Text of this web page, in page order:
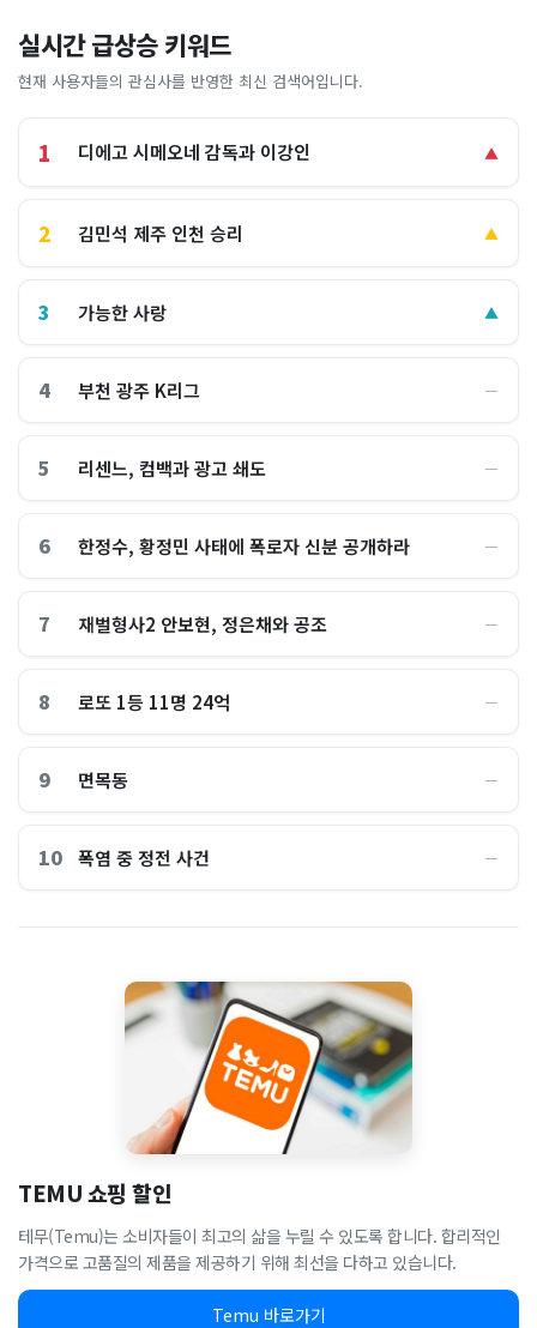
실시간 급상승 키워드
현재 사용자들의 관심사를 반영한 최신 검색어입니다.
1 디에고 시메오네 감독과 이강인 ▲
2 김민석 제주 인천 승리 ▲
3 가능한 사랑 ▲
4 부천 광주 K리그 ―
5 리센느, 컴백과 광고 쇄도 ―
6 한정수, 황정민 사태에 폭로자 신분 공개하라 ―
7 재벌형사2 안보현, 정은채와 공조 ―
8 로또 1등 11명 24억 ―
9 면목동 ―
10 폭염 중 정전 사건 ―
TEMU 쇼핑 할인
테무(Temu)는 소비자들이 최고의 삶을 누릴 수 있도록 합니다. 합리적인
가격으로 고품질의 제품을 제공하기 위해 최선을 다하고 있습니다.
Temu 바로가기